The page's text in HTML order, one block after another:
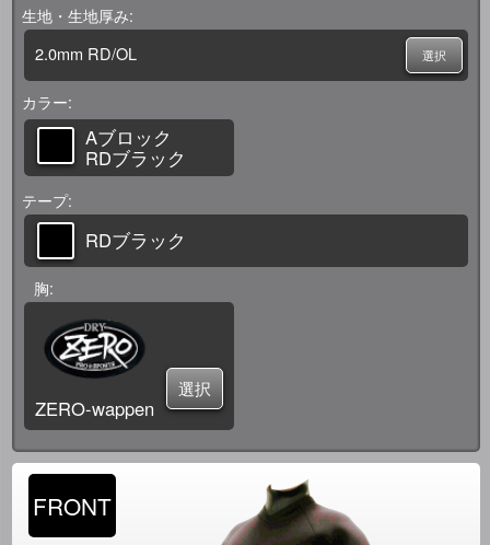
生地・生地厚み
2.0mm RD/OL 選択
カラー
Aブロック
RDブラック
テープ
RDブラック
胸
ZERO-wappen
選択
FRONT